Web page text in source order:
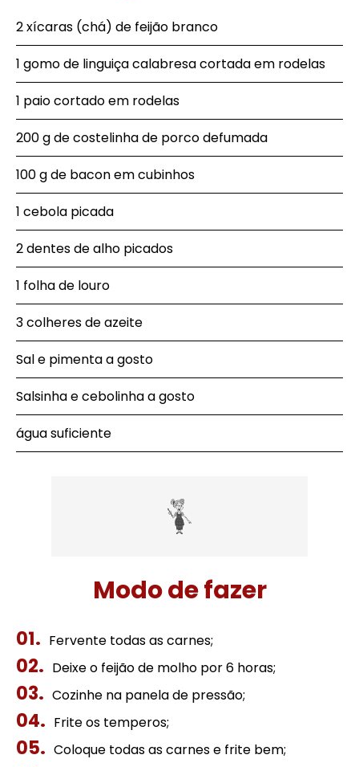
2 xícaras (chá) de feijão branco
1 gomo de linguiça calabresa cortada em rodelas
1 paio cortado em rodelas
200 g de costelinha de porco defumada
100 g de bacon em cubinhos
1 cebola picada
2 dentes de alho picados
1 folha de louro
3 colheres de azeite
Sal e pimenta a gosto
Salsinha e cebolinha a gosto
água suficiente
Modo de fazer
Fervente todas as carnes;
Deixe o feijão de molho por 6 horas;
Cozinhe na panela de pressão;
Frite os temperos;
Coloque todas as carnes e frite bem;